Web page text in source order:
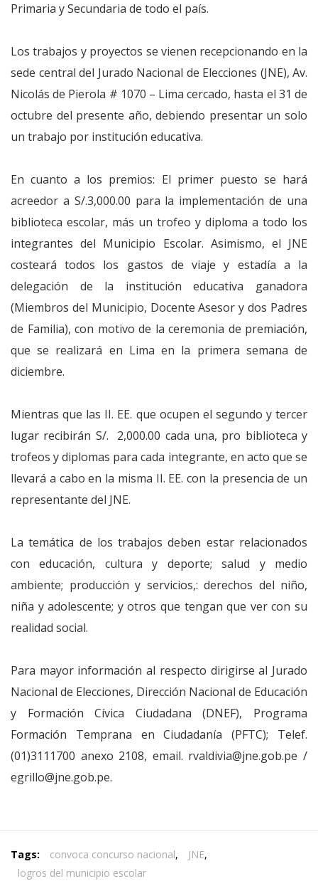
Primaria y Secundaria de todo el país.
Los trabajos y proyectos se vienen recepcionando en la
sede central del Jurado Nacional de Elecciones (JNE), Av.
Nicolás de Pierola # 1070 – Lima cercado, hasta el 31 de
octubre del presente año, debiendo presentar un solo
un trabajo por institución educativa.
En cuanto a los premios: El primer puesto se hará
acreedor a S/.3,000.00 para la implementación de una
biblioteca escolar, más un trofeo y diploma a todo los
integrantes del Municipio Escolar. Asimismo, el JNE
costeará todos los gastos de viaje y estadía a la
delegación de la institución educativa ganadora
(Miembros del Municipio, Docente Asesor y dos Padres
de Familia), con motivo de la ceremonia de premiación,
que se realizará en Lima en la primera semana de
diciembre.
Mientras que las II. EE. que ocupen el segundo y tercer
lugar recibirán S/. 2,000.00 cada una, pro biblioteca y
trofeos y diplomas para cada integrante, en acto que se
llevará a cabo en la misma II. EE. con la presencia de un
representante del JNE.
La temática de los trabajos deben estar relacionados
con educación, cultura y deporte; salud y medio
ambiente; producción y servicios,: derechos del niño,
niña y adolescente; y otros que tengan que ver con su
realidad social.
Para mayor información al respecto dirigirse al Jurado
Nacional de Elecciones, Dirección Nacional de Educación
y Formación Cívica Ciudadana (DNEF), Programa
Formación Temprana en Ciudadanía (PFTC); Telef.
(01)3111700 anexo 2108, email. rvaldivia@jne.gob.pe /
egrillo@jne.gob.pe.
Tags: convoca concurso nacional, JNE,
logros del municipio escolar